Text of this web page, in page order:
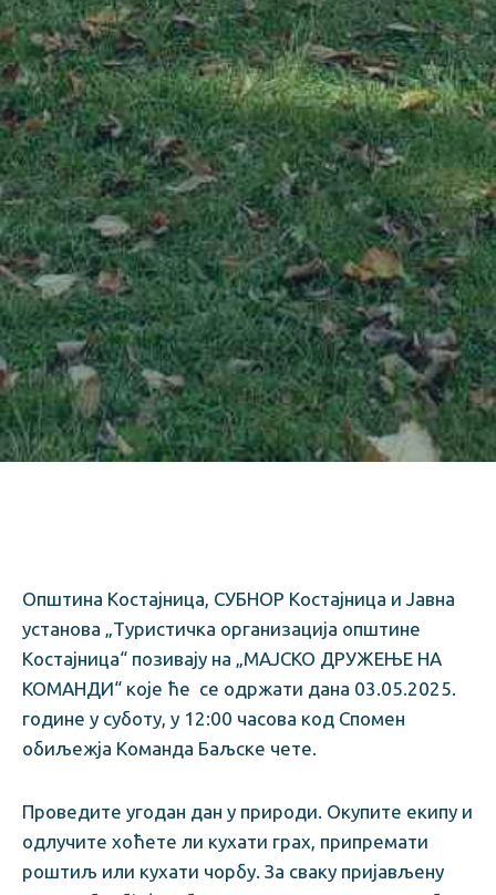
Општина Костајница, СУБНОР Костајница и Јавна
установа „Туристичка организација општине
Костајница“ позивају на „МАЈСКО ДРУЖЕЊЕ НА
КОМАНДИ“ које ће се одржати дана 03.05.2025.
године у суботу, у 12:00 часова код Спомен
обиљежја Команда Баљске чете.
Проведите угодан дан у природи. Окупите екипу и
одлучите хоћете ли кухати грах, припремати
роштиљ или кухати чорбу. За сваку пријављену